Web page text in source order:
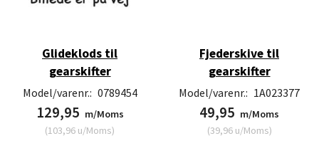
Glideklods til
gearskifter
Model/varenr.: 0789454
129,95 m/Moms
(103,96 u/Moms)
Fjederskive til
gearskifter
Model/varenr.: 1A023377
49,95 m/Moms
(39,96u/Moms)